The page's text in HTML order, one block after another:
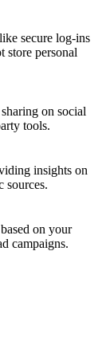
secure log-ins
store personal
on social
tools.
insights on
sources.
on your
campaigns.